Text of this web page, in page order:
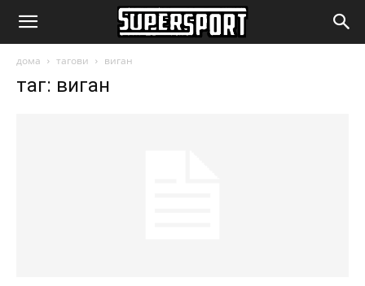
SuperSport.mk
дома тагови виган
таг: виган